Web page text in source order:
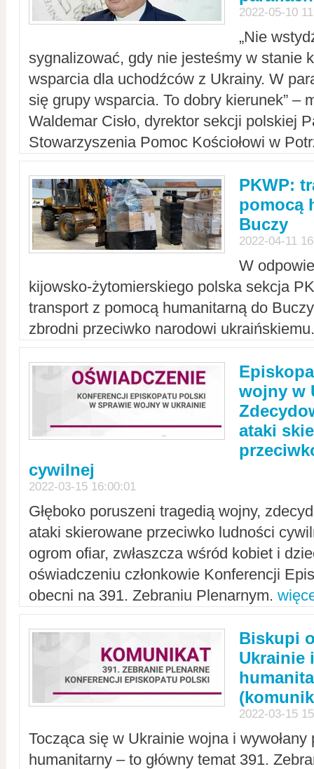
2022-05-10
„Nie
sygnalizować, gdy nie jesteśmy w stanie
wsparcia dla uchodźców z Ukrainy. W
się grupy wsparcia. To dobry kierunek” –
Waldemar Cisło, dyrektor sekcji polskiej
Stowarzyszenia Pomoc Kościołowi w
PKWP:
pomocą
Buczy
2022-04-11
W
kijowsko-żytomierskiego polska sekcja
transport z pomocą humanitarną do
zbrodni przeciwko narodowi
wojny w
ataki
cywilnej
2022-03-15 16:00:01
Głęboko poruszeni tragedią wojny,
ataki skierowane przeciwko ludności
ogrom ofiar, zwłaszcza wśród kobiet i
oświadczeniu członkowie Konferencji
obecni na 391. Zebraniu Plenarnym.
Biskupi
Ukrainie
2022-03-15
Tocząca się w Ukrainie wojna i
humanitarny – to główny temat 391.